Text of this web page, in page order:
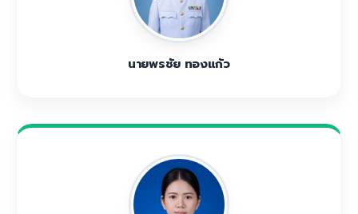
นายพรชัย ทองแก้ว